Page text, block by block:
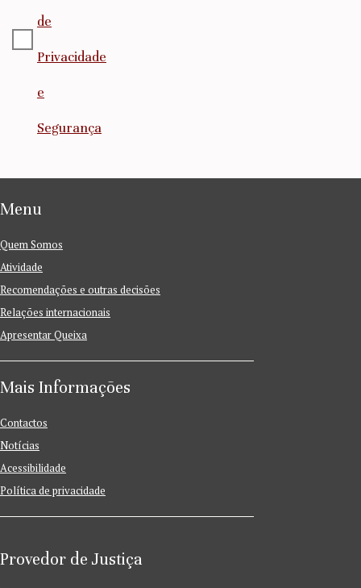
de
Privacidade
e
Segurança
Menu
Quem Somos
Atividade
Recomendações e outras decisões
Relações internacionais
Apresentar Queixa
Mais Informações
Contactos
Notícias
Acessibilidade
Política de privacidade
Provedor de Justiça